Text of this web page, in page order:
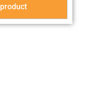
product